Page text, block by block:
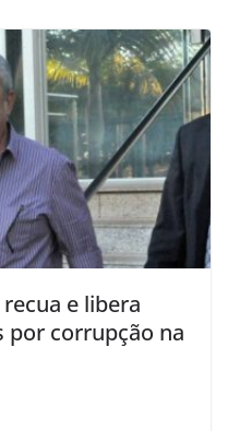
e libera
por corrupção na